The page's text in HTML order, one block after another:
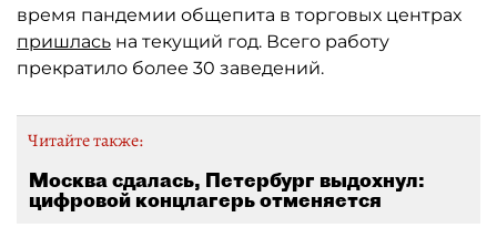
время пандемии общепита в торговых центрах
пришлась на текущий год. Всего работу
прекратило более 30 заведений.
Читайте также:
Москва сдалась, Петербург выдохнул:
цифровой концлагерь отменяется